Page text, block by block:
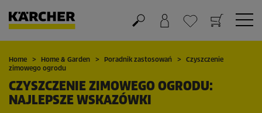
Koszyk
Lista życzeń
Home Home & Garden Poradnik zastosowań
Czyszczenie
zimowego ogrodu
CZYSZCZENIE ZIMOWEGO OGRODU:
NAJLEPSZE WSKAZÓWKI